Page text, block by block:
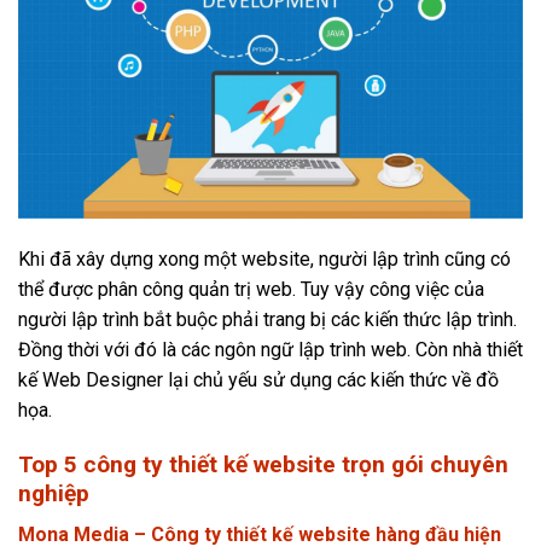
Khi đã xây dựng xong một website, người lập trình cũng có
thể được phân công quản trị web. Tuy vậy công việc của
người lập trình bắt buộc phải trang bị các kiến thức lập trình.
Đồng thời với đó là các ngôn ngữ lập trình web. Còn nhà thiết
kế Web Designer lại chủ yếu sử dụng các kiến thức về đồ
họa.
Top 5 công ty thiết kế website trọn gói chuyên
nghiệp
Mona Media – Công ty thiết kế website hàng đầu hiện